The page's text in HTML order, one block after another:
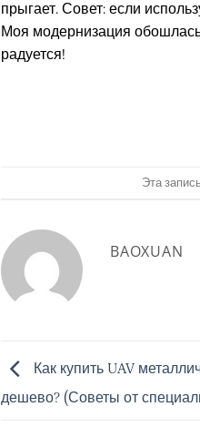
прыгает. Совет: если
Моя модернизация
радуется!
Эта
BAOXUAN
Как купить UAV
дешево? (Советы от